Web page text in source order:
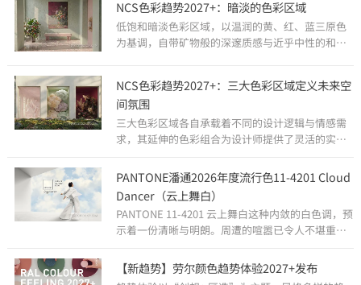
NCS色彩趋势2027+：暗淡的色彩区域
低饱和暗淡色彩区域，以温润的黄、红、蓝三原色
为基调，自带矿物般的深邃质感与近乎中性的和谐
NCS色彩趋势2027+：三大色彩区域定义未来空
间氛围
三大色彩区域各自承载着不同的设计逻辑与情感需
求，其延伸的色彩组合为设计师提供了灵活的实践
学，让色彩成为传递文化、材质与情感的重要载
体。
PANTONE潘通2026年度流行色11-4201 Cloud
Dancer（云上舞白）
PANTONE 11-4201 云上舞白这种内敛的白色调，预
示着一份清晰与明朗。周遭的喧嚣已令人不堪重
显著特征，云上舞白能提升我们的专注力，让我们
远离外界的干扰。
【新趋势】劳尔颜色趋势体验2027+发布